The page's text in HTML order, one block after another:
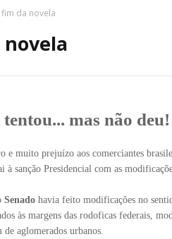
fim da novela
novela
mas não deu!
e muito prejuízo aos comerciantes
à sanção Presidencial com as
Senado havia feito modificações no
às margens das rodoficas federais,
de aglomerados urbanos.